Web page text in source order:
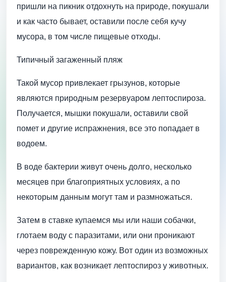
пришли на пикник отдохнуть на природе, покушали
и как часто бывает, оставили после себя кучу
мусора, в том числе пищевые отходы.
Типичный загаженный пляж
Такой мусор привлекает грызунов, которые
являются природным резервуаром лептоспироза.
Получается, мышки покушали, оставили свой
помет и другие испражнения, все это попадает в
водоем.
В воде бактерии живут очень долго, несколько
месяцев при благоприятных условиях, а по
некоторым данным могут там и размножаться.
Затем в ставке купаемся мы или наши собачки,
глотаем воду с паразитами, или они проникают
через поврежденную кожу. Вот один из возможных
вариантов, как возникает лептоспироз у животных.